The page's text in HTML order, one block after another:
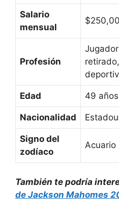
Salario
mensual
Profesión
Edad 49 años
Nacionalidad
Signo del
zodíaco
Acuario
También te podría
de Jackson Mahomes